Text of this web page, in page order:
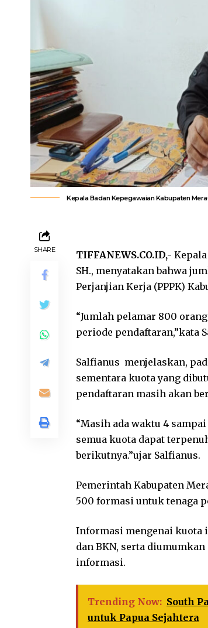
Kepala Badan Kepegawaian Kabupaten
SHARE TIFFANEWS.CO.ID,-
SH., menyatakan bahwa
Perjanjian Kerja (PPPK)
“Jumlah pelamar 800
periode pendaftaran,”kata
Salfianus menjelaskan,
sementara kuota yang
pendaftaran masih akan
“Masih ada waktu 4
semua kuota dapat
berikutnya.”ujar Salfianus.
Pemerintah Kabupaten
500 formasi untuk tenaga
Informasi mengenai kuota
dan BKN, serta
informasi.
Trending Now: South
untuk Papua Sejahtera